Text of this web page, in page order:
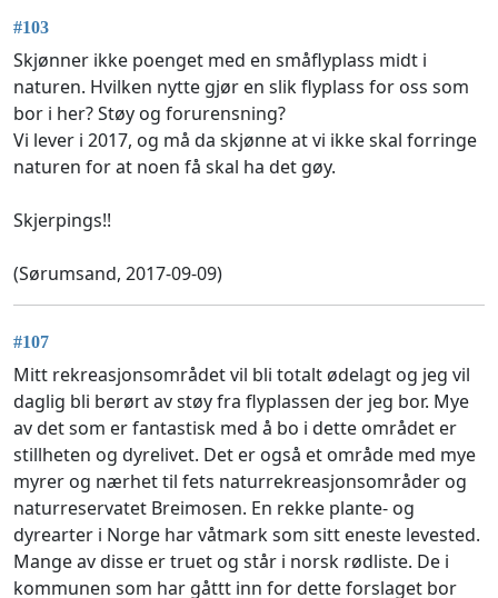
#103
Skjønner ikke poenget med en småflyplass midt i
naturen. Hvilken nytte gjør en slik flyplass for oss som
bor i her? Støy og forurensning?
Vi lever i 2017, og må da skjønne at vi ikke skal forringe
naturen for at noen få skal ha det gøy.
Skjerpings!!
(Sørumsand, 2017-09-09)
#107
Mitt rekreasjonsområdet vil bli totalt ødelagt og jeg vil
daglig bli berørt av støy fra flyplassen der jeg bor. Mye
av det som er fantastisk med å bo i dette området er
stillheten og dyrelivet. Det er også et område med mye
myrer og nærhet til fets naturrekreasjonsområder og
naturreservatet Breimosen. En rekke plante- og
dyrearter i Norge har våtmark som sitt eneste levested.
Mange av disse er truet og står i norsk rødliste. De i
kommunen som har gåttt inn for dette forslaget bor